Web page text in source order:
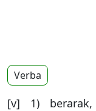
Verba
[v] 1) berarak,